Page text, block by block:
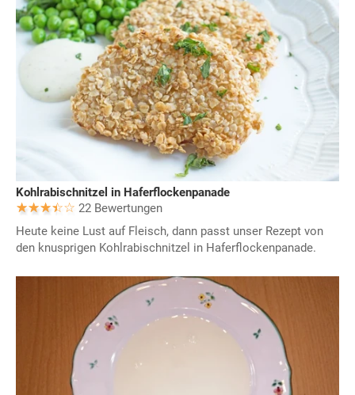
Kohlrabischnitzel in Haferflockenpanade
22 Bewertungen
Heute keine Lust auf Fleisch, dann passt unser Rezept von
den knusprigen Kohlrabischnitzel in Haferflockenpanade.